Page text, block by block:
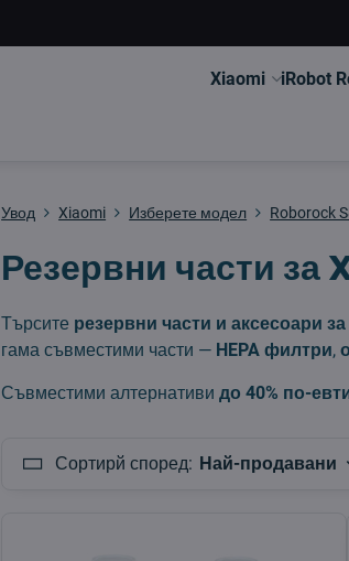
Xiaomi iRobot
Увод Xiaomi Изберете модел Roborock
Резервни части
Търсите резервни части и аксесоари
гама съвместими части — HEPA филтри,
Съвместими алтернативидо 40% по-
Сортирй според: Най-продавани